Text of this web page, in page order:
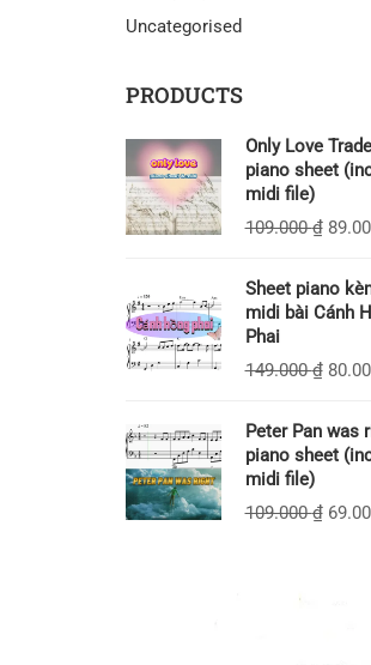
Uncategorised
PRODUCTS
Only Love
piano sheet
midi file)
109.000₫
Sheet piano
midi bài Cánh
Phai
149.000₫
Peter Pan was
piano sheet
midi file)
109.000₫